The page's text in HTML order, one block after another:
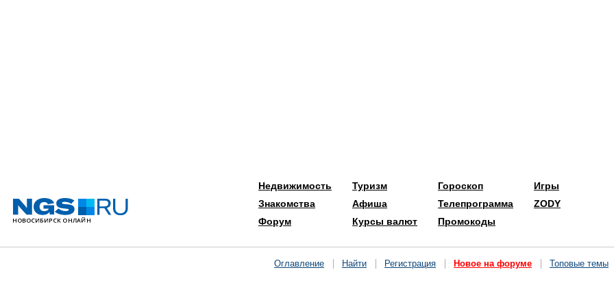
Недвижимость
Знакомства
Форум
Туризм
Афиша
Курсы валют
Гороскоп
Телепрограмма
Промокоды
Игры
ZODY
Оглавление Найти Регистрация Новое на форуме Топовые темы